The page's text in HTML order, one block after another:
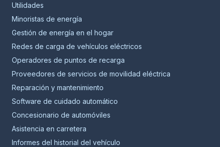
Utilidades
Minoristas de energía
Gestión de energía en el hogar
Redes de carga de vehículos eléctricos
Operadores de puntos de recarga
Proveedores de servicios de movilidad eléctrica
Reparación y mantenimiento
Software de cuidado automático
Concesionario de automóviles
Asistencia en carretera
Informes del historial del vehículo